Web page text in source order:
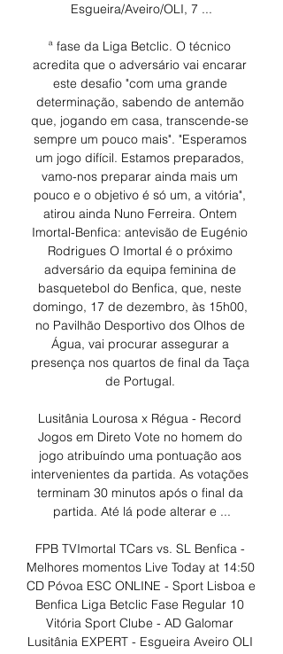
Esgueira/Aveiro/OLI, 7 ...
ª fase da Liga Betclic. O técnico
acredita que o adversário vai encarar
este desafio "com uma grande
determinação, sabendo de antemão
que, jogando em casa, transcende-se
sempre um pouco mais". "Esperamos
um jogo difícil. Estamos preparados,
vamo-nos preparar ainda mais um
pouco e o objetivo é só um, a vitória",
atirou ainda Nuno Ferreira. Ontem
Imortal-Benfica: antevisão de Eugénio
Rodrigues O Imortal é o próximo
adversário da equipa feminina de
basquetebol do Benfica, que, neste
domingo, 17 de dezembro, às 15h00,
no Pavilhão Desportivo dos Olhos de
Água, vai procurar assegurar a
presença nos quartos de final da Taça
de Portugal.
Lusitânia Lourosa x Régua - Record
Jogos em Direto Vote no homem do
jogo atribuíndo uma pontuação aos
intervenientes da partida. As votações
terminam 30 minutos após o final da
partida. Até lá pode alterar e ...
FPB TVImortal TCars vs. SL Benfica -
Melhores momentos Live Today at 14:50
CD Póvoa ESC ONLINE - Sport Lisboa e
Benfica Liga Betclic Fase Regular 10
Vitória Sport Clube - AD Galomar
Lusitânia EXPERT - Esgueira Aveiro OLI